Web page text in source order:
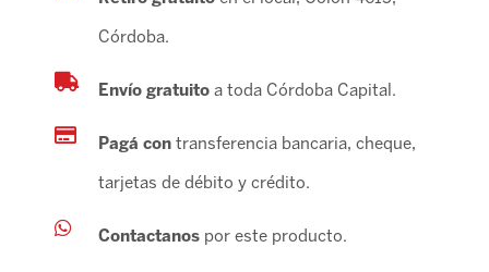
ORIG
cantidad
Córdoba.
Envío gratuitoa toda Córdoba Capital.
Pagá contransferencia bancaria, cheque,
tarjetas de débito y crédito.
Contactanospor este producto.